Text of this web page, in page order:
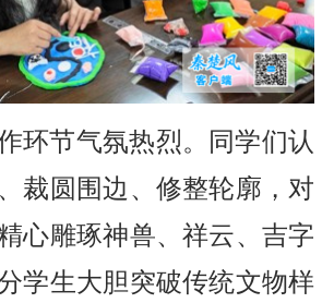
环节气氛热烈。同学们认
裁圆围边、修整轮廓，对
心雕琢神兽、祥云、吉字
学生大胆突破传统文物样